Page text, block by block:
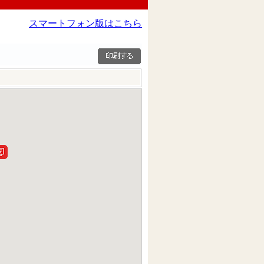
スマートフォン版はこちら